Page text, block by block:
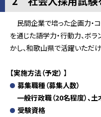
民間企業で培った企画力・
を通じた語学力・行動力、ボ
かし、和歌山県で活躍いただ
【実施方法（予定） 】
募集職種（募集人数）
一般行政職（20名程度）、
受験資格